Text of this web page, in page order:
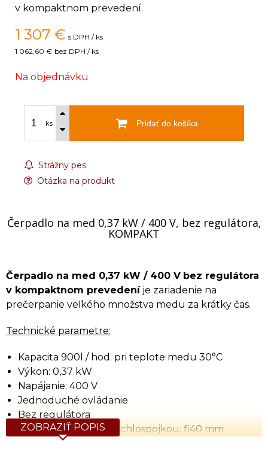
v kompaktnom prevedení.
1 307 € s DPH / ks
1 062,60 € bez DPH / ks
Na objednávku
ks Pridať do košíka
Strážny pes
Otázka na produkt
Čerpadlo na med 0,37 kW / 400 V, bez regulátora,
KOMPAKT
Čerpadlo na med 0,37 kW / 400 V bez regulátora
v kompaktnom prevedeníje zariadenie na
prečerpanie veľkého množstva medu za krátky čas.
Technické parametre:
Kapacita 900l / hod. pri teplote medu 30°C
Výkon: 0,37 kW
Napájanie: 400 V
Jednoduché ovládanie
Bez regulátora
Výstup na hadicu s rýchlospojkou: fi40 mm
Rozmery (d x š x v): 350 x 250 x 350 mm
ZOBRAZIŤ POPIS